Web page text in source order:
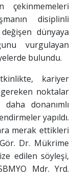
çekinmemeleri
disiplinli
dünyaya
vurgulayan
bulundu.
kariyer
noktalar
donanımlı
yapıldı.
merak ettikleri
Dr. Mükrime
edilen söyleşi,
Mdr. Yrd.